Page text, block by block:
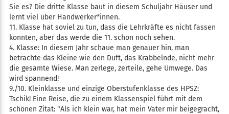
Sie es? Die dritte Klasse baut in diesem Schuljahr Häuser und
lernt viel über Handwerker*innen.
11. Klasse hat soviel zu tun, dass die Lehrkräfte es nicht fassen
konnten, aber das werde die 11. schon noch sehen.
4. Klasse: In diesem Jahr schaue man genauer hin, man
betrachte das Kleine wie den Duft, das Krabbelnde, nicht mehr
die gesamte Wiese. Man zerlege, zerteile, gehe Umwege. Das
wird spannend!
9./10. Kleinklasse und einzige Oberstufenklasse des HPSZ:
Tschik! Eine Reise, die zu einem Klassenspiel führt mit dem
schönen Zitat: "Als ich klein war, hat mein Vater mir beigegracht,